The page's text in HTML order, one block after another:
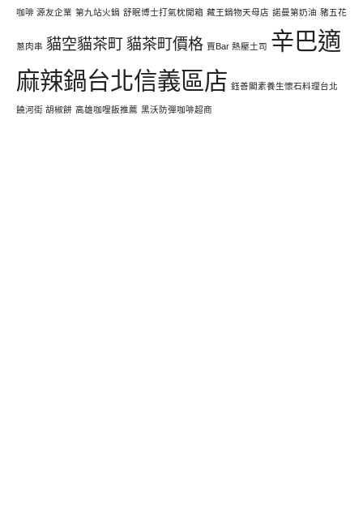
咖啡 源友企業 第九站火鍋 舒眠博士打氣枕開箱 藏王鍋物天母店 諾曼第奶油 豬五花
蔥肉串 貓空貓茶町貓茶町價格 賈Bar 熱壓土司 辛巴適
麻辣鍋台北信義區店 鈺善閣素養生懷石料理台北
饒河街 胡椒餅 高雄咖哩飯推薦 黑沃防彈咖啡超商